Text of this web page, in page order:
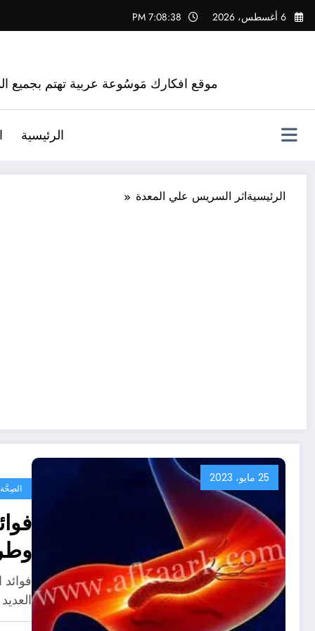
التجاوز
إلى
6 أغسطس، 2026 7:08:39 PM
موقع افكارك مَوسُوعة عربية تهتم بجميع
الرئيسية
الرئيسيةاثر السريس علي المعدة
25 مايو، 2023